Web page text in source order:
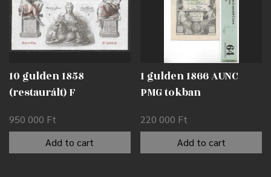
10 gulden 1858
(restaurált) F
950 000 Ft
Add to cart
1 gulden 1866 AUNC
PMG tokban
220 000 Ft
Add to cart